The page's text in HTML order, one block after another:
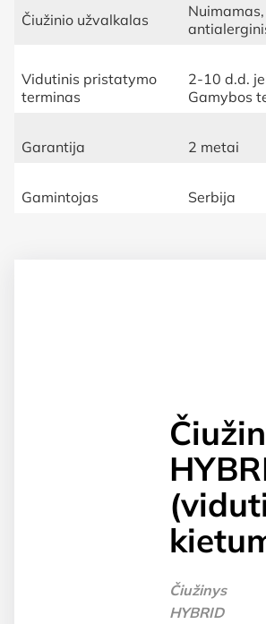
Čiužinio užvalkalas
Vidutinis pristatymo
terminas
2-10 d.d.
Gamybos
Garantija 2 metai
Gamintojas Serbija
Čiužinys
HYBRID